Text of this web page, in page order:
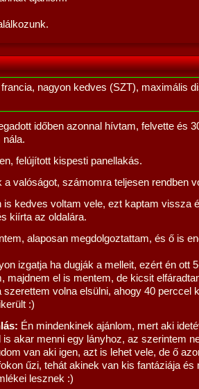
francia, nagyon kedves (SZT), maximális
időben azonnal hívtam, felvette és
nála.
felújított kispesti panellakás.
a valóságot, számomra teljesen rendben
is kedves voltam vele, ezt kaptam vissza
kiírta az oldalára.
alaposan megdolgoztattam, és ő is
izgatja ha dugják a melleit, ezért én ott
majdnem el is mentem, de kicsit
volna elsülni, ahogy 40 perccel
:)
Én mindenkinek ajánlom, mert aki
is akar menni egy lányhoz, az szerintem
van aki igen, azt is lehet vele, de ő
űzi, tehát akinek van kis fantáziája és
lesznek :)